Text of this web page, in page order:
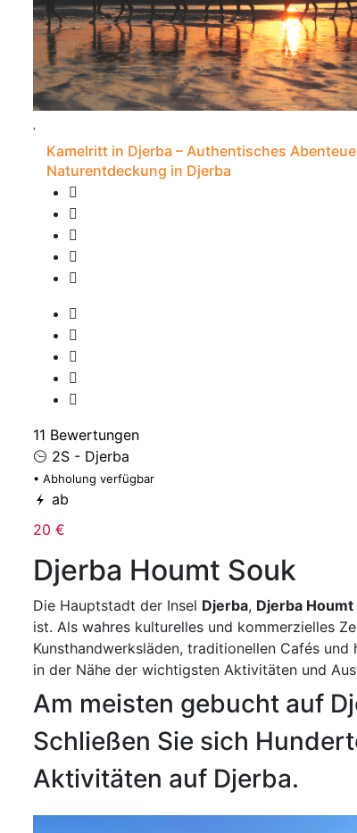
Kamelritt in Djerba – Authentisches Abenteuer
Naturentdeckung in Djerba
11 Bewertungen
2S - Djerba
• Abholung verfügbar
ab
20 €
Djerba Houmt Souk
Die Hauptstadt der Insel Djerba, Djerba Houmt
ist. Als wahres kulturelles und kommerzielles
Kunsthandwerksläden, traditionellen Cafés
in der Nähe der wichtigsten Aktivitäten und
Am meisten gebucht auf
Schließen Sie sich
Aktivitäten auf Djerba.